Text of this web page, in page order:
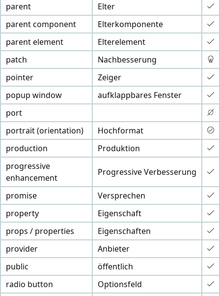
parent
Elter
parent component
Elterkomponente
parent element
Elterelement
patch
Nachbesserung
pointer
Zeiger
popup window
aufklappbares Fenster
port
portrait (orientation)
Hochformat
production
Produktion
progressive
enhancement
Progressive Verbesserung
promise
Versprechen
property
Eigenschaft
props / properties
Eigenschaften
provider
Anbieter
public
öffentlich
radio button
Optionsfeld